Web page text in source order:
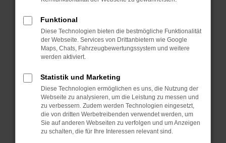
Fenster?
Starte dein Gerät neu.
Das kann manchmal helfen, vorübergehende
Probleme zu beheben.
Betriebssystem auf dem neuesten Stand
sind.
Veraltete Software birgt nicht nur ein
Sicherheitsrisiko, sondern kann auch dazu
führen, dass bestimmte Funktionen nicht mehr
unterstützt werden.
Funktional
Diese Technologien bieten die bestmögliche Funktionalität
der Webseite. Services von Drittanbietern wie Google
Maps, Chats, Fahrzeugbewertungssystem und weitere
werden aktiviert.
Statistik und Marketing
Diese Technologien ermöglichen es uns, die Nutzung der
Webseite zu analysieren, um die Leistung zu messen und
zu verbessern. Zudem werden Technologien eingesetzt,
die von dritten Werbetreibenden verwendet werden, um
Sie auf anderen Webseiten zu verfolgen und um Anzeigen
zu schalten, die für Ihre Interessen relevant sind.